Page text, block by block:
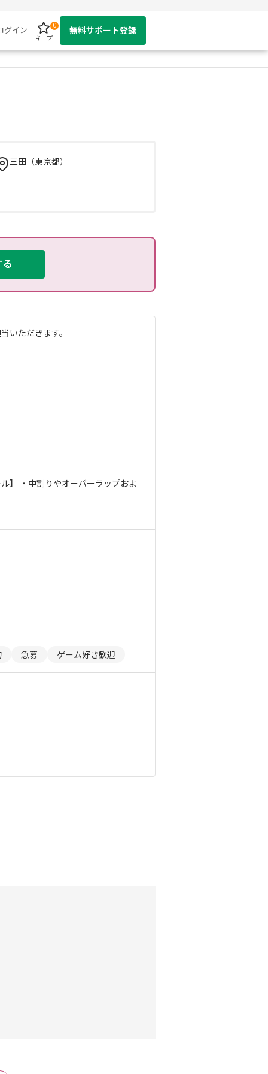
グイン
キープ
0
無料サポート登録
三田（東京都）
る
いただきます。
ル】 ・中割りやオーバーラップおよ
急募 ゲーム好き歓迎